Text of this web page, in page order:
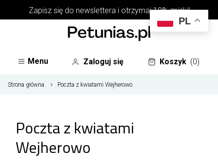
Zapisz się do newsletterai otrzymaj 10% zniżki!
Menu Zaloguj się Koszyk (0)
Strona główna Poczta z kwiatami Wejherowo
Poczta z kwiatami
Wejherowo
PL